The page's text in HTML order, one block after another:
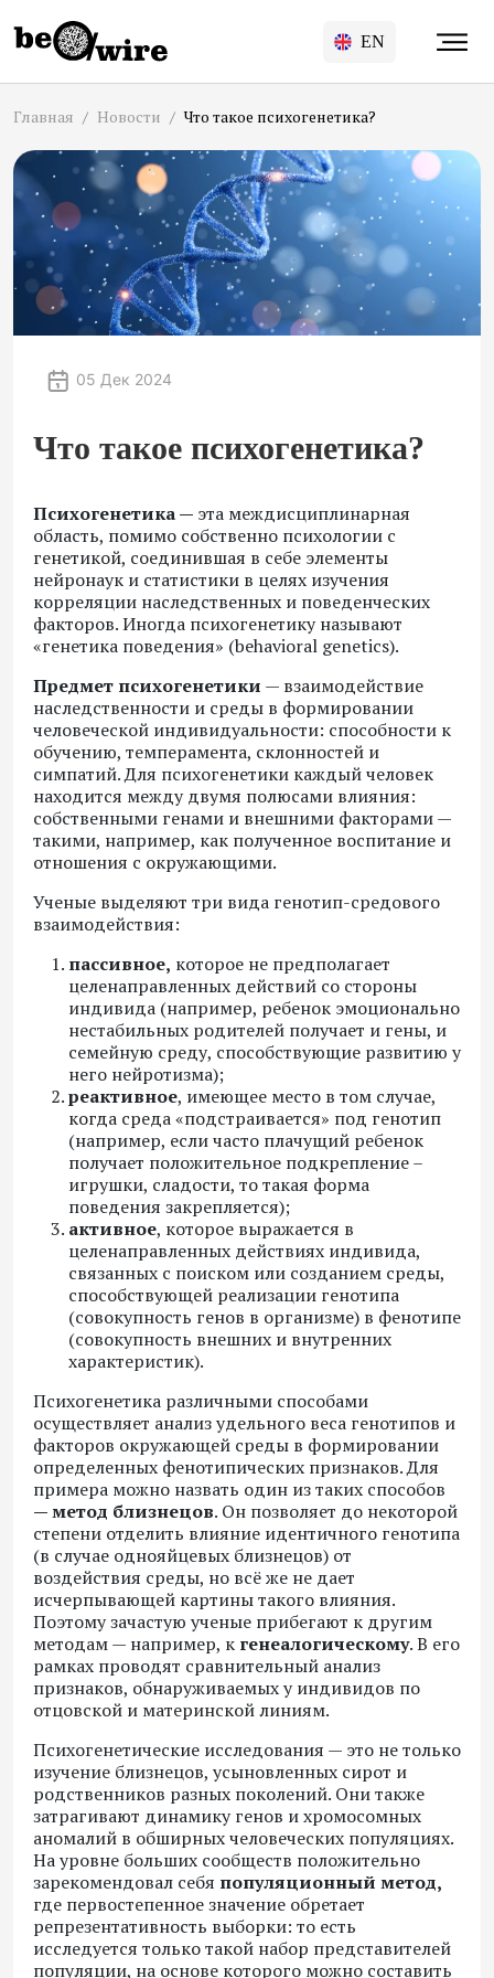
EN
Главная Новости Что такое психогенетика?
05 Дек 2024
Что такое психогенетика?
Психогенетика — эта междисциплинарная
область, помимо собственно психологии с
генетикой, соединившая в себе элементы
нейронаук и статистики в целях изучения
корреляции наследственных и поведенческих
факторов. Иногда психогенетику называют
«генетика поведения» (behavioral genetics).
Предмет психогенетики — взаимодействие
наследственности и среды в формировании
человеческой индивидуальности: способности к
обучению, темперамента, склонностей и
симпатий. Для психогенетики каждый человек
находится между двумя полюсами влияния:
собственными генами и внешними факторами —
такими, например, как полученное воспитание и
отношения с окружающими.
Ученые выделяют три вида генотип-средового
взаимодействия:
пассивное, которое не предполагает
целенаправленных действий со стороны
индивида (например, ребенок эмоционально
нестабильных родителей получает и гены, и
семейную среду, способствующие развитию у
него нейротизма);
реактивное, имеющее место в том случае,
когда среда «подстраивается» под генотип
(например, если часто плачущий ребенок
получает положительное подкрепление –
игрушки, сладости, то такая форма
поведения закрепляется);
активное, которое выражается в
целенаправленных действиях индивида,
связанных с поиском или созданием среды,
способствующей реализации генотипа
(совокупность генов в организме) в фенотипе
(совокупность внешних и внутренних
характеристик).
Психогенетика различными способами
осуществляет анализ удельного веса генотипов и
факторов окружающей среды в формировании
определенных фенотипических признаков. Для
примера можно назвать один из таких способов
— метод близнецов. Он позволяет до некоторой
степени отделить влияние идентичного генотипа
(в случае однояйцевых близнецов) от
воздействия среды, но всё же не дает
исчерпывающей картины такого влияния.
Поэтому зачастую ученые прибегают к другим
методам — например, к генеалогическому. В его
рамках проводят сравнительный анализ
признаков, обнаруживаемых у индивидов по
отцовской и материнской линиям.
Психогенетические исследования — это не только
изучение близнецов, усыновленных сирот и
родственников разных поколений. Они также
затрагивают динамику генов и хромосомных
аномалий в обширных человеческих популяциях.
На уровне больших сообществ положительно
зарекомендовал себя популяционный метод,
где первостепенное значение обретает
репрезентативность выборки: то есть
исследуется только такой набор представителей
популяции, на основе которого можно составить